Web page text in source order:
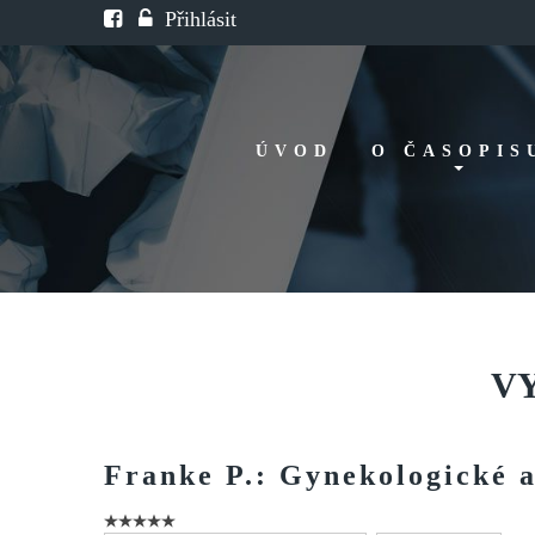
Přihlásit
ÚVOD O
Franke P.: Gynekologické a